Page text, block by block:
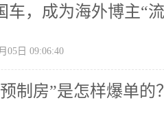
车，成为海外博主“
05日 09:06:40
制房”是怎样爆单的